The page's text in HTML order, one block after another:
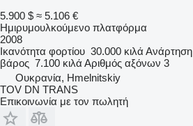
5.900 $ ≈ 5.106 €
Ημιρυμουλκούμενο πλατφόρμα
2008
Ικανότητα φορτίου 30.000 κιλά Ανάρτηση
βάρος 7.100 κιλά Αριθμός αξόνων 3
Ουκρανία, Hmelnitskiy
TOV DN TRANS
Επικοινωνία με τον πωλητή